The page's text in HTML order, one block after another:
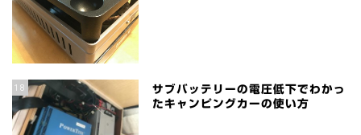
18
サブバッテリーの電圧低下でわかっ
たキャンピングカーの使い方